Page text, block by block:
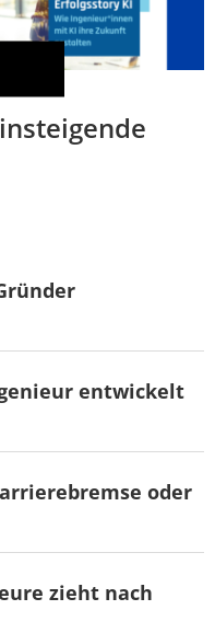
entwickelt
oder
zieht nach